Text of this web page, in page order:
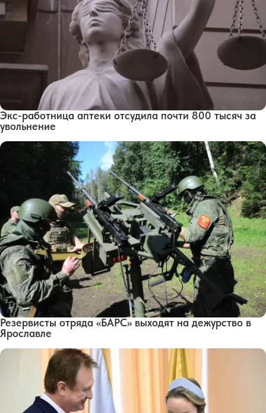
Экс-работница аптеки отсудила почти 800 тысяч за
увольнение
Резервисты отряда «БАРС» выходят на дежурство в
Ярославле